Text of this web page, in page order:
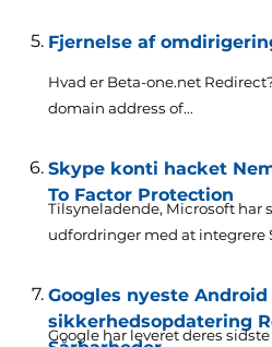
Fjernelse af
Hvad er Beta-one.net
domain address of...
Skype konti hacket
To Factor Protection
Tilsyneladende, Microsoft har
udfordringer med at integrere
Googles nyeste Android
sikkerhedsopdatering
Google har leveret deres